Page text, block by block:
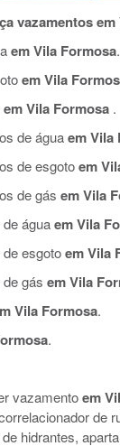
vazamentos
em Vila Formosa.
em Vila
em Vila Formosa .
de águaem Vila
de esgotoem
de gás em Vila
águaem Vila
esgotoem Vila
gás em Vila
Vila Formosa.
.
vazamentoem
hidrantes,